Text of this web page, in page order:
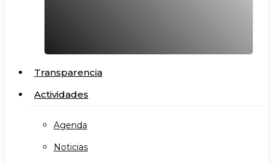
Transparencia
Actividades
Agenda
Noticias